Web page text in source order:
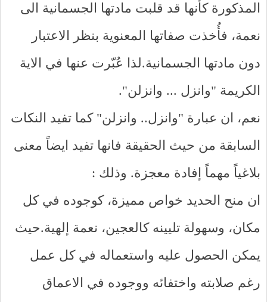
المذكورة كأنها قد قلبت مادتها الجسمانية الى
نعمة، فأُخذت صفاتها المعنوية بنظر الاعتبار
دون مادتها الجسمانية.لذا عُبّرت عنها في الاية
الكريمة "وانزل ... وانزلن".
نعم، ان عبارة "وانزل.. وانزلن" كما تفيد النكات
السابقة من حيث الحقيقة فانها تفيد ايضاً معنى
بلاغياً مهماً إفادة معجزة. وذلك :
ان منح الحديد خواص مميزة، كوجوده في كل
مكان، وسهولة تليينه كالعجين، نعمة إلهية.حيث
يمكن الحصول عليه واستعماله في كل عمل
رغم صلابته واختفائه ووجوده في الاعماق